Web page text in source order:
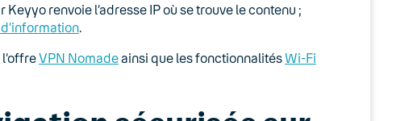
renvoie l’adresse IP où se trouve le contenu ;
.
VPN Nomadeainsi que les fonctionnalitésWi-Fi